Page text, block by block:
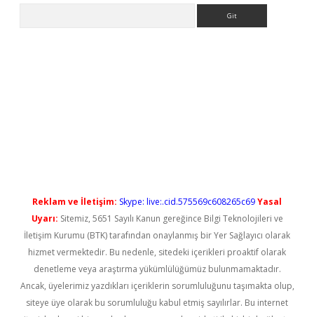
Reklam ve İletişim: Skype: live:.cid.575569c608265c69Yasal
Uyarı: Sitemiz, 5651 Sayılı Kanun gereğince Bilgi Teknolojileri ve
İletişim Kurumu (BTK) tarafından onaylanmış bir Yer Sağlayıcı olarak
hizmet vermektedir. Bu nedenle, sitedeki içerikleri proaktif olarak
denetleme veya araştırma yükümlülüğümüz bulunmamaktadır.
Ancak, üyelerimiz yazdıkları içeriklerin sorumluluğunu taşımakta olup,
siteye üye olarak bu sorumluluğu kabul etmiş sayılırlar. Bu internet